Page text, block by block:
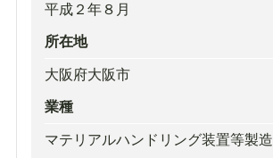
平成２年８月
所在地
大阪府大阪市
業種
マテリアルハンドリング装置等製造